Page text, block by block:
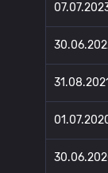
31.08.2021